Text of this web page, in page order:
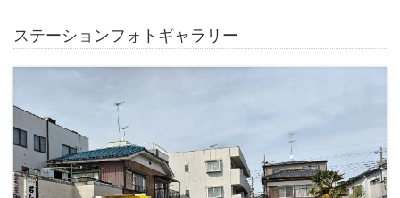
ステーションフォトギャラリー